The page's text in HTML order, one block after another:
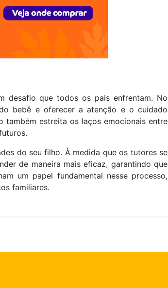
desafio que todos os pais enfrentam. No
bebê e oferecer a atenção e o cuidado
também estreita os laços emocionais entre
do seu filho. À medida que os tutores se
de maneira mais eficaz, garantindo que
um papel fundamental nesse processo,
familiares.